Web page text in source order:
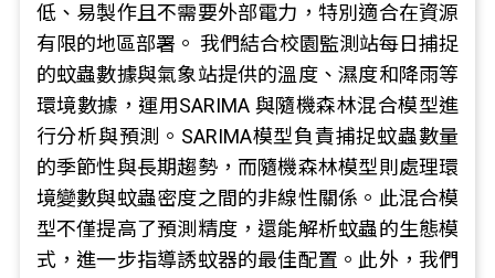
低、易製作且不需要外部電力，特別適合在資源
有限的地區部署。 我們結合校園監測站每日捕捉
的蚊蟲數據與氣象站提供的溫度、濕度和降雨等
環境數據，運用SARIMA 與隨機森林混合模型進
行分析與預測。SARIMA模型負責捕捉蚊蟲數量
的季節性與長期趨勢，而隨機森林模型則處理環
境變數與蚊蟲密度之間的非線性關係。此混合模
型不僅提高了預測精度，還能解析蚊蟲的生態模
式，進一步指導誘蚊器的最佳配置。此外，我們